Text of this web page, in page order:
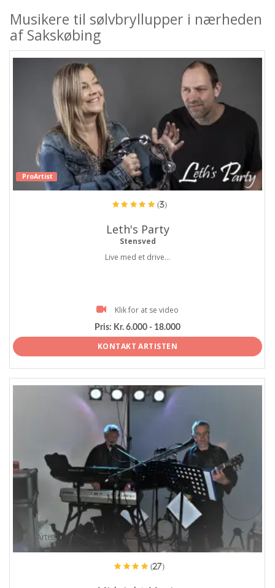
Musikere til sølvbryllupper i nærheden
af Sakskøbing
ProArtist
(3)
Leth's Party
Stensved
Live med et drive...
Klik for at se video
Pris: Kr. 6.000 - 18.000
KONTAKT ARTISTEN
ProArtist
(27)